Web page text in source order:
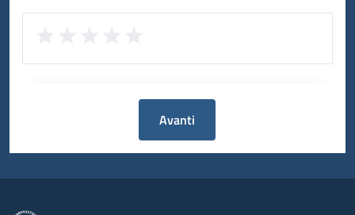
Avanti